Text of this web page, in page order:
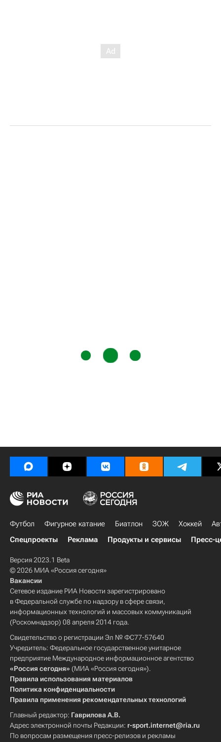
Футбол Фигурное катание Биатлон ЗОЖ Хоккей
Спецпроекты
Реклама Продукты и сервисы Пресс-
Версия 2023.1 Beta
© 2026 МИА «Россия сегодня»
Вакансии
Сетевое издание РИА Новости зарегистрировано
в Федеральной службе по надзору в сфере связи,
информационных технологий и массовых коммуникаций
(Роскомнадзор) 08 апреля 2014 года.
Свидетельство о регистрации Эл № ФС77-57640
Учредитель: Федеральное государственное унитарное
предприятие Международное информационное агентство
«Россия сегодня» (МИА «Россия сегодня»).
Правила использования материалов
Политика конфиденциальности
Правила применения рекомендательных технологий
Главный редактор: Гаврилова А.В.
Адрес электронной почты Редакции: r-sport.internet@ria.ru
По вопросам размещения пресс-релизов и рекламы